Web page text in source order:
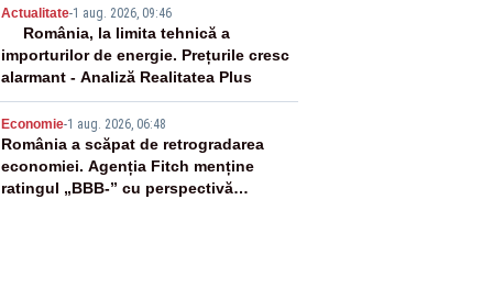
Actualitate-1 aug. 2026, 09:46
România, la limita tehnică a
importurilor de energie. Prețurile cresc
alarmant - Analiză Realitatea Plus
Economie-1 aug. 2026, 06:48
România a scăpat de retrogradarea
economiei. Agenția Fitch menține
ratingul „BBB-” cu perspectivă